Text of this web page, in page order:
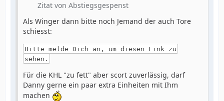
Zitat von Abstiegsgespenst
Als Winger dann bitte noch Jemand der auch Tore
schiesst:
Bitte melde Dich an, um diesen Link zu
sehen.
Für die KHL "zu fett" aber scort zuverlässig, darf
Danny gerne ein paar extra Einheiten mit Ihm
machen